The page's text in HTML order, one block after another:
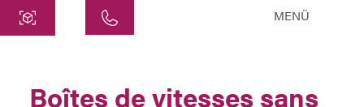
MENÜ
Boîtes de vitesses sans